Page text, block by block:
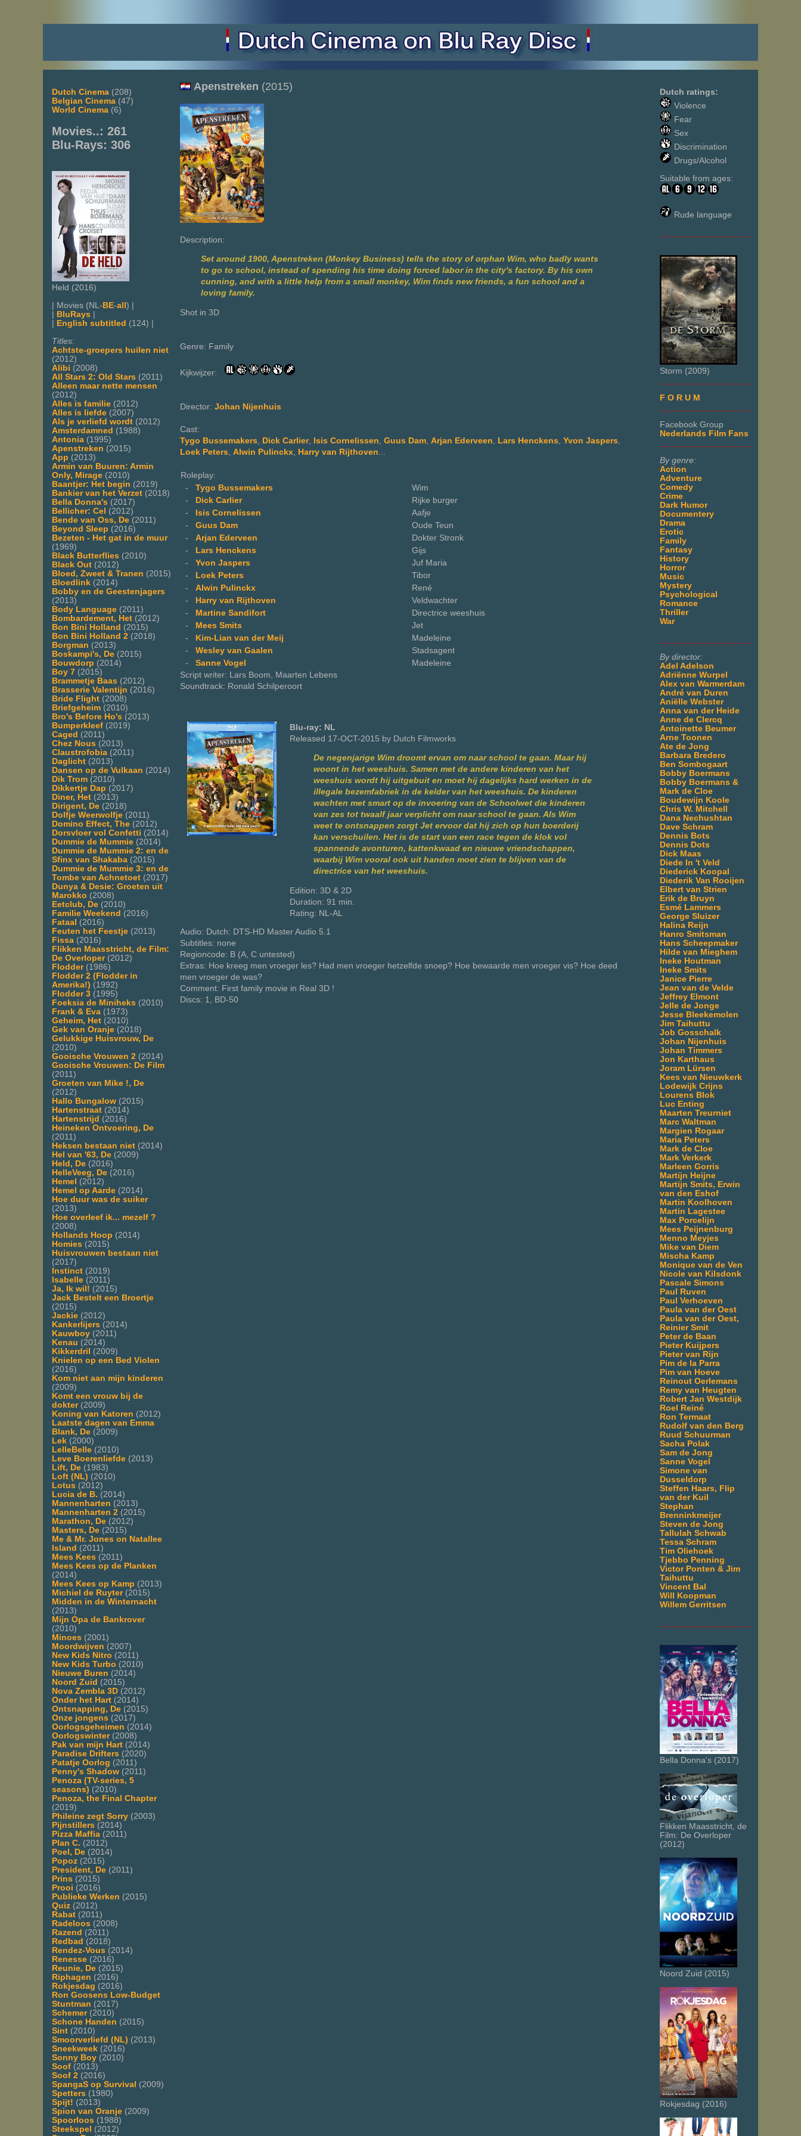
Dutch Cinema (208)
Belgian Cinema (47)
World Cinema (6)
Movies..: 261
Blu-Rays: 306
Held (2016)
| Movies (NL- BE-all ) |
BluRays
English subtitled (124) |
Titles:
Achtste-groepers huilen niet
(2012)
Alibi (2008)
All Stars 2: Old Stars (2011)
Alleen maar nette mensen
(2012)
Alles is familie (2012)
Alles is liefde (2007)
Als je verliefd wordt (2012)
Amsterdamned (1988)
Antonia (1995)
Apenstreken (2015)
App (2013)
Armin van Buuren: Armin
Only, Mirage (2010)
Baantjer: Het begin (2019)
Bankier van het Verzet (2018)
Bella Donna's (2017)
Bellicher: Cel (2012)
Bende van Oss, De (2011)
Beyond Sleep (2016)
Bezeten - Het gat in de muur
(1969)
Black Butterflies (2010)
Black Out (2012)
Bloed, Zweet & Tranen (2015)
Bloedlink (2014)
Bobby en de Geestenjagers
(2013)
Body Language (2011)
Bombardement, Het (2012)
Bon Bini Holland (2015)
Bon Bini Holland 2 (2018)
Borgman (2013)
Boskampi's, De (2015)
Bouwdorp (2014)
Boy 7 (2015)
Brammetje Baas (2012)
Brasserie Valentijn (2016)
Bride Flight (2008)
Briefgeheim (2010)
Bro's Before Ho's (2013)
Bumperkleef (2019)
Caged (2011)
Chez Nous (2013)
Claustrofobia (2011)
Daglicht (2013)
Dansen op de Vulkaan (2014)
Dik Trom (2010)
Dikkertje Dap (2017)
Diner, Het (2013)
Dirigent, De (2018)
Dolfje Weerwolfje (2011)
Domino Effect, The (2012)
Dorsvloer vol Confetti (2014)
Dummie de Mummie (2014)
Dummie de Mummie 2: en de
Sfinx van Shakaba (2015)
Dummie de Mummie 3: en de
Tombe van Achnetoet (2017)
Dunya & Desie: Groeten uit
Marokko (2008)
Eetclub, De (2010)
Familie Weekend (2016)
Fataal (2016)
Feuten het Feestje (2013)
Fissa (2016)
Flikken Maasstricht, de Film:
De Overloper(2012)
Flodder(1986)
Flodder 2 (Flodder in
Amerika!) (1992)
Flodder 3 (1995)
Foeksia de Miniheks (2010)
Frank & Eva (1973)
Geheim, Het (2010)
Gek van Oranje (2018)
Gelukkige Huisvrouw, De
(2010)
Gooische Vrouwen 2 (2014)
Gooische Vrouwen: De Film
(2011)
Groeten van Mike !, De
(2012)
Hallo Bungalow (2015)
Hartenstraat (2014)
Hartenstrijd (2016)
Heineken Ontvoering, De
(2011)
Heksen bestaan niet (2014)
Hel van '63, De (2009)
Held, De (2016)
HelleVeeg, De (2016)
Hemel (2012)
Hemel op Aarde (2014)
Hoe duur was de suiker
(2013)
Hoe overleef ik... mezelf ?
(2008)
Hollands Hoop (2014)
Homies (2015)
Huisvrouwen bestaan niet
(2017)
Instinct (2019)
Isabelle (2011)
Ja, Ik wil! (2015)
Jack Bestelt een Broertje
(2015)
Jackie (2012)
Kankerlijers (2014)
Kauwboy (2011)
Kenau (2014)
Kikkerdril
(2009)
Knielen op een Bed Violen
(2016)
Kom niet aan mijn kinderen
(2009)
Komt een vrouw bij de
dokter(2009)
Koning van Katoren (2012)
Laatste dagen van Emma
Blank, De (2009)
Lek (2000)
LelleBelle (2010)
Leve Boerenliefde (2013)
Lift, De (1983)
Loft (NL) (2010)
Lotus (2012)
Lucia de B. (2014)
Mannenharten (2013)
Mannenharten 2 (2015)
Marathon, De (2012)
Masters, De (2015)
Me & Mr. Jones on Natallee
Island (2011)
Mees Kees (2011)
Mees Kees op de Planken
(2014)
Mees Kees op Kamp (2013)
Michiel de Ruyter(2015)
Midden in de Winternacht
(2013)
Mijn Opa de Bankrover
(2010)
Minoes (2001)
Moordwijven (2007)
New Kids Nitro (2011)
New Kids Turbo (2010)
Nieuwe Buren (2014)
Noord Zuid (2015)
Nova Zembla 3D (2012)
Onder het Hart (2014)
Ontsnapping, De (2015)
Onze jongens (2017)
Oorlogsgeheimen (2014)
Oorlogswinter(2008)
Pak van mijn Hart (2014)
Paradise Drifters (2020)
Patatje Oorlog (2011)
Penny's Shadow (2011)
Penoza (TV-series, 5
seasons) (2010)
Penoza, the Final Chapter
(2019)
Phileine zegt Sorry (2003)
Pijnstillers (2014)
Pizza Maffia (2011)
Plan C. (2012)
Poel, De (2014)
Popoz (2015)
President, De (2011)
Prins (2015)
Prooi (2016)
Publieke Werken (2015)
Quiz (2012)
Rabat (2011)
Radeloos (2008)
Razend (2011)
Redbad (2018)
Rendez-Vous (2014)
Renesse (2016)
Reunie, De (2015)
Riphagen (2016)
Rokjesdag (2016)
Ron Goosens Low-Budget
Stuntman (2017)
Schemer(2010)
Schone Handen (2015)
Sint (2010)
Smoorverliefd (NL) (2013)
Sneekweek (2016)
Sonny Boy (2010)
Soof (2013)
Soof 2 (2016)
SpangaS op Survival (2009)
Spetters (1980)
Spijt! (2013)
Spion van Oranje (2009)
Spoorloos (1988)
Steekspel (2012)
Dutch ratings:
Violence
Fear
Sex
Discrimination
Drugs/Alcohol
Suitable from ages:
Rude language
Storm (2009)
F O R U M
Facebook Group
Nederlands Film Fans
By genre:
Action
Adventure
Comedy
Crime
Dark Humor
Documentery
Drama
Erotic
Family
Fantasy
History
Horror
Music
Mystery
Psychological
Romance
Thriller
War
By director:
Adel Adelson
Adriënne Wurpel
Alex van Warmerdam
André van Duren
Aniëlle Webster
Anna van der Heide
Anne de Clercq
Antoinette Beumer
Arne Toonen
Ate de Jong
Barbara Bredero
Ben Sombogaart
Bobby Boermans
Bobby Boermans &
Mark de Cloe
Boudewijn Koole
Chris W. Mitchell
Dana Nechushtan
Dave Schram
Dennis Bots
Dennis Dots
Dick Maas
Diede In 't Veld
Diederick Koopal
Diederik Van Rooijen
Elbert van Strien
Erik de Bruyn
Esmé Lammers
George Sluizer
Halina Reijn
Hanro Smitsman
Hans Scheepmaker
Hilde van Mieghem
Ineke Houtman
Ineke Smits
Janice Pierre
Jean van de Velde
Jeffrey Elmont
Jelle de Jonge
Jesse Bleekemolen
Jim Taihuttu
Job Gosschalk
Johan Nijenhuis
Johan Timmers
Jon Karthaus
Joram Lürsen
Kees van Nieuwkerk
Lodewijk Crijns
Lourens Blok
Luc Enting
Maarten Treurniet
Marc Waltman
Margien Rogaar
Maria Peters
Mark de Cloe
Mark Verkerk
Marleen Gorris
Martijn Heijne
Martijn Smits, Erwin
van den Eshof
Martin Koolhoven
Martin Lagestee
Max Porcelijn
Mees Peijnenburg
Menno Meyjes
Mike van Diem
Mischa Kamp
Monique van de Ven
Nicole van Kilsdonk
Pascale Simons
Paul Ruven
Paul Verhoeven
Paula van der Oest
Paula van der Oest,
Reinier Smit
Peter de Baan
Pieter Kuijpers
Pieter van Rijn
Pim de la Parra
Pim van Hoeve
Reinout Oerlemans
Remy van Heugten
Robert Jan Westdijk
Roel Reiné
Ron Termaat
Rudolf van den Berg
Ruud Schuurman
Sacha Polak
Sam de Jong
Sanne Vogel
Simone van
Dusseldorp
Steffen Haars, Flip
van der Kuil
Stephan
Brenninkmeijer
Steven de Jong
Tallulah Schwab
Tessa Schram
Tim Oliehoek
Tjebbo Penning
Victor Ponten & Jim
Taihuttu
Vincent Bal
Will Koopman
Willem Gerritsen
Bella Donna's (2017)
Flikken Maasstricht, de
Film: De Overloper
(2012)
Noord Zuid (2015)
Rokjesdag (2016)
Apenstreken (2015)
Description:
Set around 1900, Apenstreken (Monkey Business) tells the story of orphan Wim, who badly wants
to go to school, instead of spending his time doing forced labor in the city's factory. By his own
cunning, and with a little help from a small monkey, Wim finds new friends, a fun school and a
loving family.
Shot in 3D
Genre: Family
Kijkwijzer:
Director: Johan Nijenhuis
Cast:
Tygo Bussemakers
Dick Carlier, Isis Cornelissen Guus Dam Arjan Ederveen Lars Henckens Yvon Jaspers
Loek Peters Alwin Pulinckx Harry van Rijthoven
Roleplay:
- Tygo Bussemakers
Wim
-
Dick Carlier
Rijke burger
-
Isis Cornelissen
Aafje
- Guus Dam
Oude Teun
- Arjan Ederveen
Dokter Stronk
-
Lars Henckens
Gijs
- Yvon Jaspers
Juf Maria
-
Loek Peters
Tibor
- Alwin Pulinckx
René
-
Harry van Rijthoven
Veldwachter
-
Martine Sandifort
Directrice weeshuis
-
Mees Smits
Jet
-
Kim-Lian van der Meij
Madeleine
- Wesley van Gaalen
Stadsagent
- Sanne Vogel
Madeleine
Script writer: Lars Boom, Maarten Lebens
Soundtrack: Ronald Schilperoort
Blu-ray: NL
Released 17-OCT-2015 by Dutch Filmworks
De negenjarige Wim droomt ervan om naar school te gaan. Maar hij
woont in het weeshuis. Samen met de andere kinderen van het
weeshuis wordt hij uitgebuit en moet hij dagelijks hard werken in de
illegale bezemfabriek in de kelder van het weeshuis. De kinderen
wachten met smart op de invoering van de Schoolwet die kinderen
van zes tot twaalf jaar verplicht om naar school te gaan. Als Wim
weet te ontsnappen zorgt Jet ervoor dat hij zich op hun boerderij
kan verschuilen. Het is de start van een race tegen de klok vol
spannende avonturen, kattenkwaad en nieuwe vriendschappen,
waarbij Wim vooral ook uit handen moet zien te blijven van de
directrice van het weeshuis.
Edition: 3D & 2D
Duration: 91 min.
Rating: NL-AL
Audio: Dutch: DTS-HD Master Audio 5.1
Subtitles: none
Regioncode: B (A, C untested)
Extras: Hoe kreeg men vroeger les? Had men vroeger hetzelfde snoep? Hoe bewaarde men vroeger vis? Hoe deed
men vroeger de was?
Comment: First family movie in Real 3D !
Discs: 1, BD-50